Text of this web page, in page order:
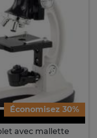
Économisez 30%
avec mallette